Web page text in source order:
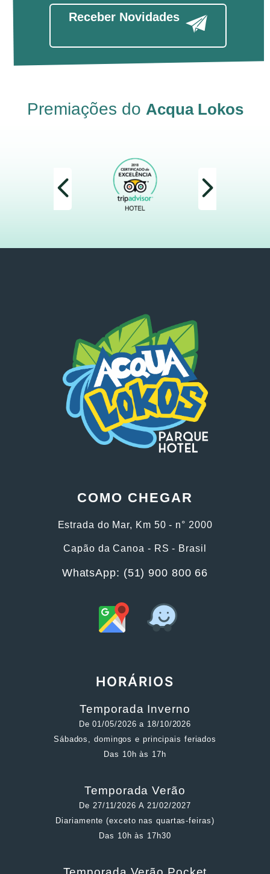
Receber Novidades
Premiações do Acqua Lokos
COMO CHEGAR
Estrada do Mar, Km 50 - n° 2000
Capão da Canoa - RS - Brasil
WhatsApp: (51) 900 800 66
HORÁRIOS
Temporada Inverno
De 01/05/2026 a 18/10/2026
Sábados, domingos e principais feriados
Das 10h às 17h
Temporada Verão
De 27/11/2026 A 21/02/2027
Diariamente (exceto nas quartas-feiras)
Das 10h às 17h30